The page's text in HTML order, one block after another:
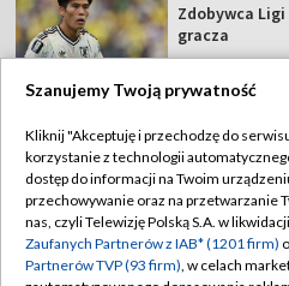
Zdobywca
gracza
Sklep
Biuro
Polityka
Moje
Szanujemy Twoją prywatność
Kliknij "Akceptuję i przechodzę do
korzystanie z technologii
dostęp do informacji na Twoim
przechowywanie oraz na przetwarzanie
nas, czyli Telewizję Polską S.A. w
Zaufanych Partnerów z IAB* (1201 firm)
Partnerów TVP (93 firm), w celach